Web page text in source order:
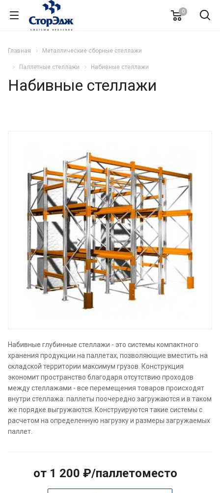
0
Главная Металлические сборные стеллажи
Паллетные стеллажи Набивные стеллажи
Набивные стеллажи
Набивные глубинные стеллажи - это системы компактного
хранения продукции на паллетах, позволяющие вместить на
складской территории максимум грузов. Конструкция
экономит пространство благодаря отсутствию проходов
между стеллажами - все перемещения товаров происходят
внутри стеллажа: паллеты поочередно загружаются и в таком
же порядке выгружаются. Конструируются такие системы с
расчетом на определенную нагрузку и размеры загружаемых
паллет.
от 1 200 ₽/паллетоместо